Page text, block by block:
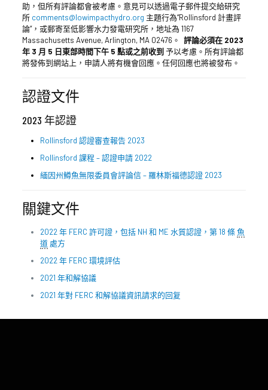
助，但所有評論都會被考慮。意見可以透過電子郵件提交給研究
所 comments@lowimpacthydro.org 主題行為“Rollinsford 計畫評
論”，或郵寄至低影響水力發電研究所，地址為 1167
Massachusetts Avenue, Arlington, MA 02476。 評論必須在 2023
年 3 月 5 日東部時間下午 5 點或之前收到予以考慮。所有評論都
將發佈到網站上，申請人將有機會回應。任何回應也將被發布。
認證文件
2023 年認證
Rollinsford 認證審查報告 2023
Rollinsford 課程 – 認證申請 2022
緬因州鱒魚無限委員會評論信 – 羅林斯福德認證 2023
關鍵文件
2022 年 FERC 許可證，包括 NH 和 ME 水質認證，第 18 條魚
道處方
2022 年 FERC 環境評估
2021 年和解協議
2021 年對 FERC 和解協議資訊請求的回复